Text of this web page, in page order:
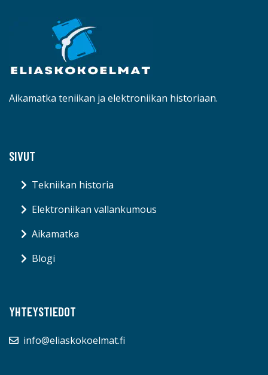
Aikamatka teniikan ja elektroniikan historiaan.
SIVUT
Tekniikan historia
Elektroniikan vallankumous
Aikamatka
Blogi
YHTEYSTIEDOT
info@eliaskokoelmat.fi